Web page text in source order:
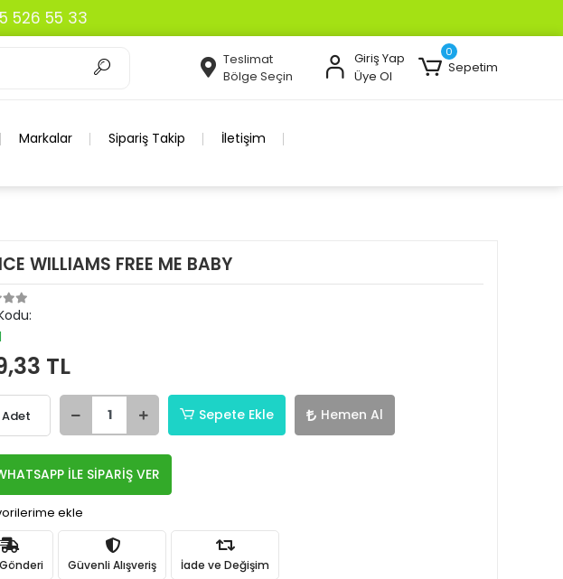
526 55 33
Teslimat
Bölge Seçin
Giriş Yap
Üye Ol
0
Sepetim
Markalar Sipariş Takip İletişim
WILLIAMS FREE ME BABY
TL
Adet Sepete Ekle Hemen Al
İLE SİPARİŞ VER
ekle
Gönderi Güvenli Alışveriş İade ve Değişim